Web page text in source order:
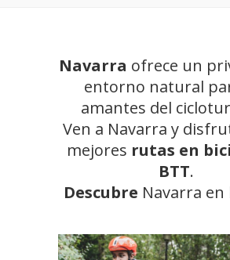
Navarra ofrece un
entorno natural
amantes del
Ven a Navarra y
mejores rutas en
BTT.
Descubre Navarra en